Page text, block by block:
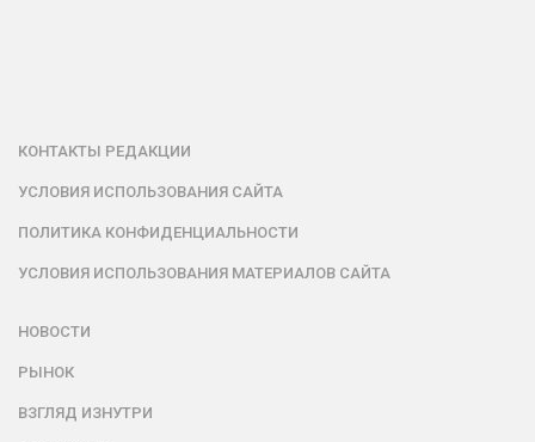
КОНТАКТЫ РЕДАКЦИИ
УСЛОВИЯ ИСПОЛЬЗОВАНИЯ САЙТА
ПОЛИТИКА КОНФИДЕНЦИАЛЬНОСТИ
УСЛОВИЯ ИСПОЛЬЗОВАНИЯ МАТЕРИАЛОВ САЙТА
НОВОСТИ
РЫНОК
ВЗГЛЯД ИЗНУТРИ